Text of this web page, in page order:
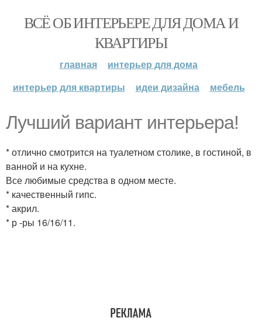
ВСЁ ОБ ИНТЕРЬЕРЕ ДЛЯ ДОМА И
КВАРТИРЫ
главная
интерьер для дома
интерьер для квартиры
идеи дизайна мебель
Лучший вариант интерьера!
* отлично смотрится на туалетном столике, в гостиной, в
ванной и на кухне.
Все любимые средства в одном месте.
* качественный гипс.
* акрил.
* р -ры 16/16/11.